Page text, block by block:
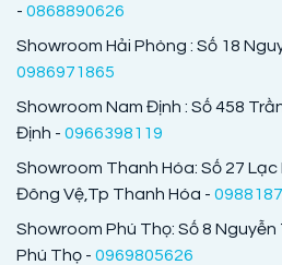
- 0868890626
Showroom Hải Phòng : Số 18
0986971865
Showroom Nam Định : Số 458
Định - 0966398119
Showroom Thanh Hóa: Số 27
Đông Vệ,Tp Thanh Hóa -
Showroom Phú Thọ: Số 8
Phú Thọ - 0969805626